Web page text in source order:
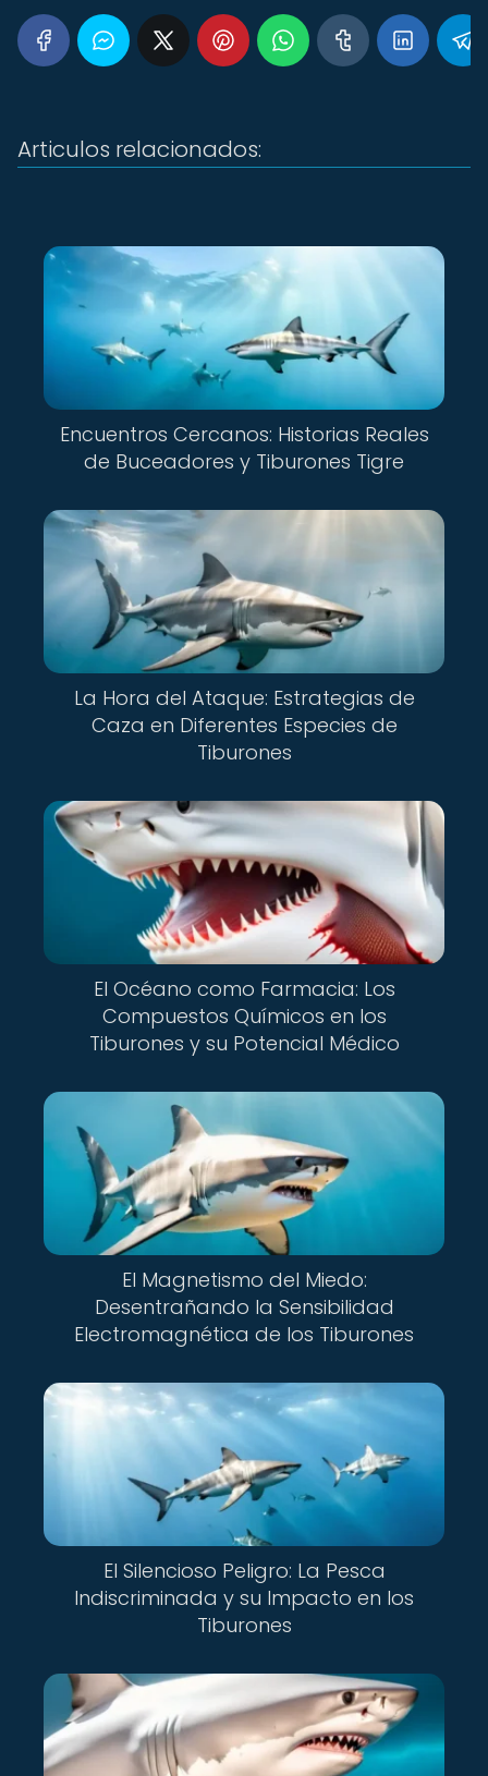
Articulos relacionados:
Encuentros Cercanos: Historias Reales
de Buceadores y Tiburones Tigre
La Hora del Ataque: Estrategias de
Caza en Diferentes Especies de
Tiburones
El Océano como Farmacia: Los
Compuestos Químicos en los
Tiburones y su Potencial Médico
El Magnetismo del Miedo:
Desentrañando la Sensibilidad
Electromagnética de los Tiburones
El Silencioso Peligro: La Pesca
Indiscriminada y su Impacto en los
Tiburones